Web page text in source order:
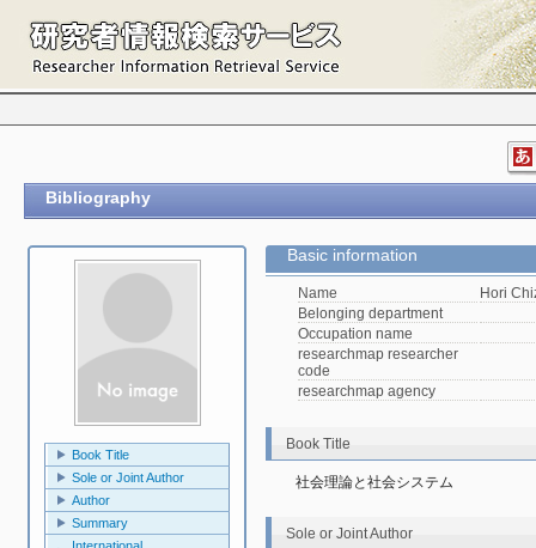
Bibliography
Book Title
Sole or Joint Author
Author
Summary
Basic information
Name
Hori
Belonging department
Occupation name
researchmap researcher
code
researchmap agency
Book Title
社会理論と社会システム
Sole or Joint Author